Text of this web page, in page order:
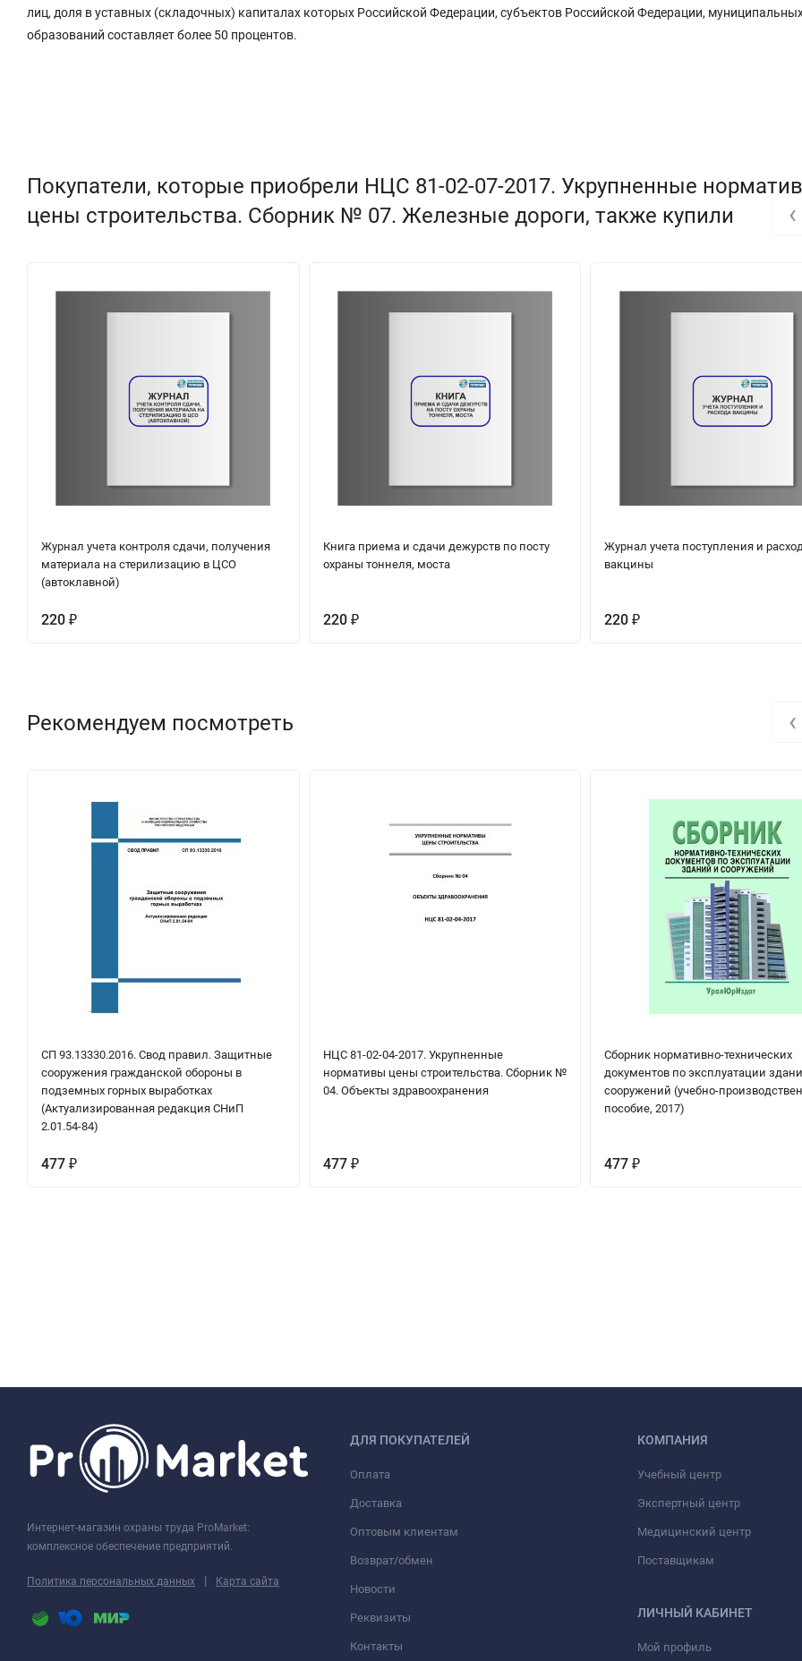
лиц, доля в уставных (складочных) капиталах которых Российской Федерации, субъектов Российской Федерации,
образований составляет более 50 процентов.
Покупатели, которые приобрели НЦС 81-02-07-2017. Укрупненные
цены строительства. Сборник № 07. Железные дороги, также купили
Журнал учета контроля сдачи, получения
материала на стерилизацию в ЦСО
(автоклавной)
220 ₽
Книга приема и сдачи дежурств по посту
охраны тоннеля, моста
220 ₽
Журнал учета поступления и
вакцины
220₽
‹
Рекомендуем посмотреть
СП 93.13330.2016. Свод правил. Защитные
сооружения гражданской обороны в
подземных горных выработках
(Актуализированная редакция СНиП
2.01.54-84)
477 ₽
НЦС 81-02-04-2017. Укрупненные
нормативы цены строительства. Сборник №
04. Объекты здравоохранения
477 ₽
Сборник нормативно-технических
документов по эксплуатации
сооружений (учебно-
пособие, 2017)
477₽
‹
Интернет-магазин охраны труда ProMarket:
комплексное обеспечение предприятий.
Политика персональных данных | Карта сайта
ДЛЯ ПОКУПАТЕЛЕЙ
Оплата
Доставка
Оптовым клиентам
Возврат/обмен
Новости
Реквизиты
Контакты
КОМПАНИЯ
Учебный центр
Экспертный центр
Медицинский центр
Поставщикам
ЛИЧНЫЙ КАБИНЕТ
Мой профиль